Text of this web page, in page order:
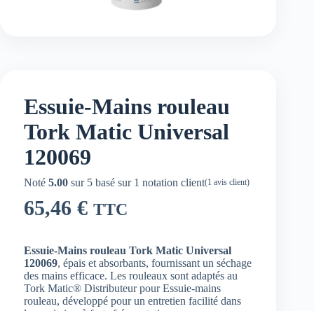
Essuie-Mains rouleau
Tork Matic Universal
120069
Noté 5.00 sur 5 basé sur 1 notation client(1 avis client)
65,46 € TTC
Essuie-Mains rouleau Tork Matic Universal
120069, épais et absorbants, fournissant un séchage
des mains efficace. Les rouleaux sont adaptés au
Tork Matic® Distributeur pour Essuie-mains
rouleau, développé pour un entretien facilité dans